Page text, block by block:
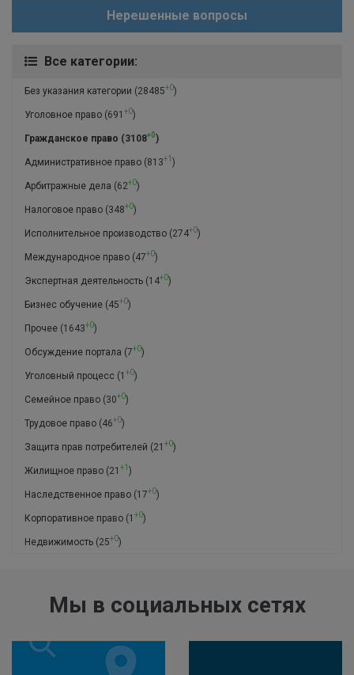
Нерешенные вопросы
Все категории:
Без указания категории (28485+0)
Уголовное право (691 +0)
Гражданское право (3108+0)
Административное право (813+1 )
Арбитражные дела (62+0)
Налоговое право (348+0)
Исполнительное производство (274+0)
Международное право (47+0)
Экспертная деятельность (14+0)
Бизнес обучение (45+0)
Прочее (1643+0)
Обсуждение портала (7+0)
Уголовный процесс (1 +0)
Семейное право (30+0)
Трудовое право (46+0)
Защита прав потребителей (21 +0)
Жилищное право (21 +1 )
Наследственное право (17+0)
Корпоративное право (1 +0)
Недвижимость (25+0)
Мы в социальных сетях